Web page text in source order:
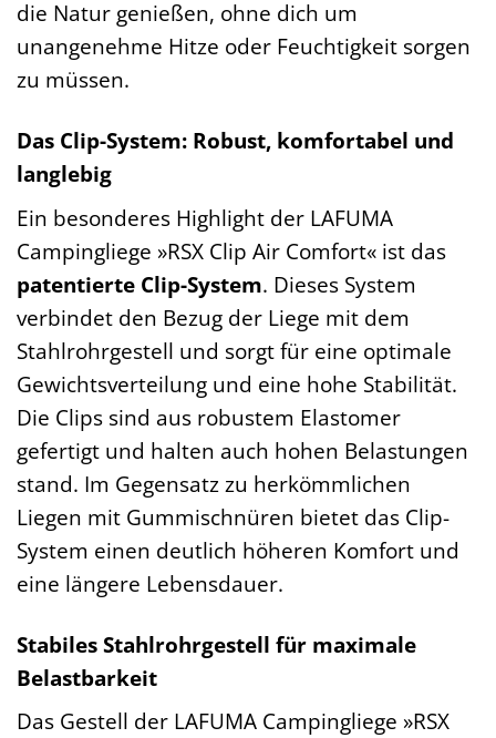
die Natur genießen, ohne dich um
unangenehme Hitze oder Feuchtigkeit sorgen
zu müssen.
Das Clip-System: Robust, komfortabel und
langlebig
Ein besonderes Highlight der LAFUMA
Campingliege »RSX Clip Air Comfort« ist das
patentierte Clip-System. Dieses System
verbindet den Bezug der Liege mit dem
Stahlrohrgestell und sorgt für eine optimale
Gewichtsverteilung und eine hohe Stabilität.
Die Clips sind aus robustem Elastomer
gefertigt und halten auch hohen Belastungen
stand. Im Gegensatz zu herkömmlichen
Liegen mit Gummischnüren bietet das Clip-
System einen deutlich höheren Komfort und
eine längere Lebensdauer.
Stabiles Stahlrohrgestell für maximale
Belastbarkeit
Das Gestell der LAFUMA Campingliege »RSX